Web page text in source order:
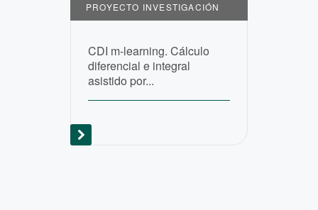
PROYECTO INVESTIGACIÓN
CDI m-learning. Cálculo
diferencial e integral
asistido por...